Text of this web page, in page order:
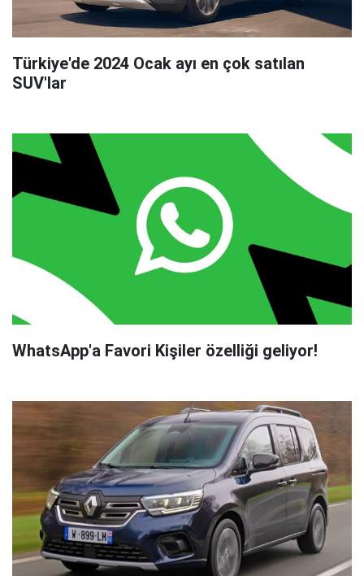
Türkiye'de 2024 Ocak ayı en çok satılan
SUV'lar
WhatsApp'a Favori Kişiler özelliği geliyor!